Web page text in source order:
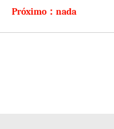
Próximo： nada